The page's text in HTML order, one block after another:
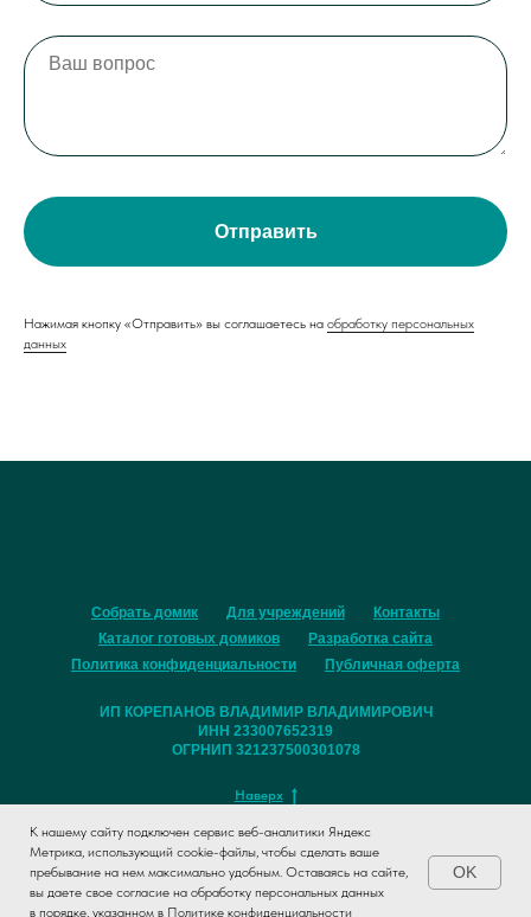
Отправить
Нажимая кнопку «Отправить» вы соглашаетесь на обработку персональных
данных
Собрать домик Для учреждений
Контакты
Каталог готовых домиков
Разработка сайта
Политика конфиденциальности
Публичная оферта
ИП КОРЕПАНОВ ВЛАДИМИР ВЛАДИМИРОВИЧ
ИНН 233007652319
ОГРНИП 321237500301078
Наверх
К нашему сайту подключен сервис веб-аналитики Яндекс
Метрика, использующий cookie-файлы, чтобы сделать ваше
пребывание на нем максимально удобным. Оставаясь на сайте,
вы даете свое согласие на обработку персональных данных
в порядке, указанном в Политике конфиденциальности
OK